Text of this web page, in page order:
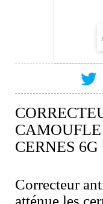
CERNES
Correcteur